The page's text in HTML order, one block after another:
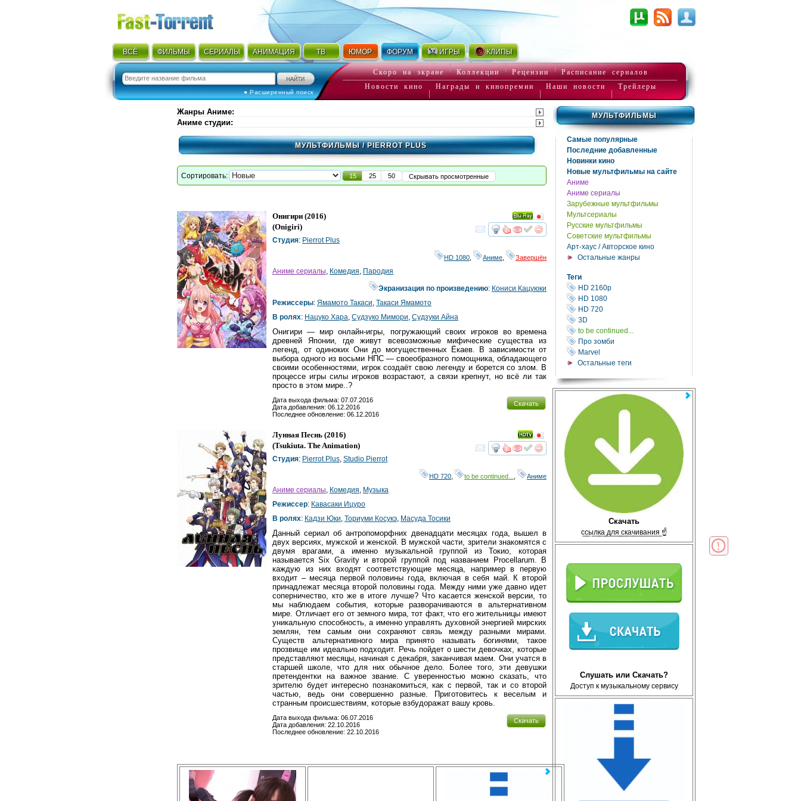
ВСЁ ФИЛЬМЫ СЕРИАЛЫ АНИМАЦИЯ ТВ ЮМОР ФОРУМ ИГРЫ КЛИПЫ
● Расширенный поиск
Скоро на экране Коллекции Рецензии
Расписание сериалов
Новости кино
Награды и кинопремии Наши новости Трейлеры
МУЛЬТФИЛЬМЫ
Самые популярные
Последние добавленные
Новинки кино
Новые мультфильмы на сайте
Аниме
Аниме сериалы
Зарубежные мультфильмы
Мультсериалы
Русские мультфильмы
Советские мультфильмы
Арт-хаус / Авторское кино
Остальные жанры
Теги
HD 2160р
HD 1080
HD 720
3D
to be continued...
Про зомби
Marvel
Остальные теги
Скачать
с̲с̲ы̲л̲к̲а̲ ̲д̲л̲я̲ ̲с̲к̲а̲ч̲и̲в̲а̲н̲и̲я̲ ☝
Слушать или Скачать?
Доступ к музыкальному сервису
Жанры Аниме:
Аниме студии:
МУЛЬТФИЛЬМЫ/ PIERROT PLUS
Сортировать: 15 25 50 Скрывать просмотренные
смотретьинтересует
Ray
Онигири (2016)
(Onigiri)
Студия: Pierrot Plus
HD 1080 Аниме Завершён
Аниме сериалы, Комедия, Пародия
Экранизация по произведению: Кониси Кацуюки
Режиссеры: Ямамото Такаси, Такаси Ямамото
В ролях: Нацуко Хара, Судзуко Мимори, Судзуки Айна
Онигири — мир онлайн-игры, погружающий своих игроков во времена
древней Японии, где живут всевозможные мифические существа из
легенд, от одиноких Они до могущественных Ёкаев. В зависимости от
выбора одного из восьми НПС — своеобразного помощника, обладающего
своими особенностями, игрок создаёт свою легенду и борется со злом. В
процессе игры силы игроков возрастают, а связи крепнут, но всё ли так
просто в этом мире..?
Скачать
Дата выхода фильма: 07.07.2016
Дата добавления: 06.12.2016
Последнее обновление: 06.12.2016
смотретьинтересует
Лунная Песнь (2016)
(Tsukiuta. The Animation)
Студия: Pierrot Plus, Studio Pierrot
HD 720 to be continued... Аниме
Аниме сериалы, Комедия, Музыка
Режиссер: Кавасаки Ицуро
В ролях: Кадзи Юки, Ториуми Косукэ, Масуда Тосики
Данный сериал об антропоморфних двенадцати месяцах года, вышел в
двух версиях, мужской и женской. В мужской части, зрители знакомятся с
двумя врагами, а именно музыкальной группой из Токио, которая
называется Six Gravity и второй группой под названием Procellarum. В
каждую из них входят соответствующие месяца, например в первую
входит – месяца первой половины года, включая в себя май. К второй
принадлежат месяца второй половины года. Между ними уже давно идет
соперничество, кто же в итоге лучше? Что касается женской версии, то
мы наблюдаем события, которые разворачиваются в альтернативном
мире. Отличает его от земного мира, тот факт, что его жительницы имеют
уникальную способность, а именно управлять духовной энергией мирских
землян, тем самым они сохраняют связь между разными мирами.
Существ альтернативного мира принято называть богинями, такое
прозвище им идеально подходит. Речь пойдет о шести девочках, которые
представляют месяцы, начиная с декабря, заканчивая маем. Они учатся в
старшей школе, что для них обычное дело. Более того, эти девушки
претендентки на важное звание. С уверенностью можно сказать, что
зрителю будет интересно познакомиться, как с первой, так и со второй
частью, ведь они совершенно разные. Приготовитесь к веселым и
странным происшествиям, которые взбудоражат вашу кровь.
Скачать
Дата выхода фильма: 06.07.2016
Дата добавления: 22.10.2016
Последнее обновление: 22.10.2016